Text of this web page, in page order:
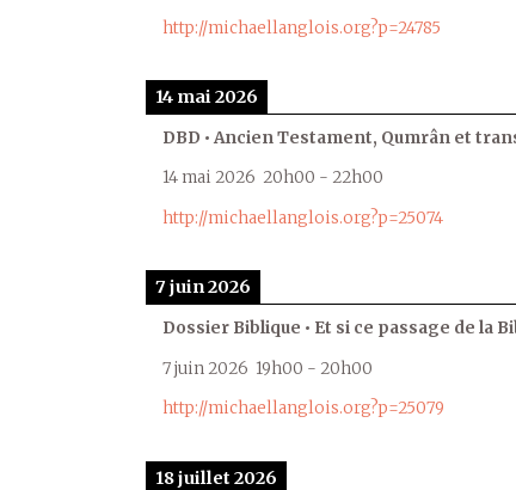
http://michaellanglois.org?p=24785
14 mai 2026
DBD • Ancien Testament, Qumrân et
14 mai 2026 20h00 - 22h00
http://michaellanglois.org?p=25074
7 juin 2026
Dossier Biblique • Et si ce passage de la
7 juin 2026 19h00 - 20h00
http://michaellanglois.org?p=25079
18 juillet 2026